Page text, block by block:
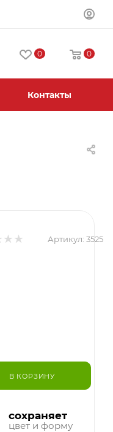
0 0
Контакты
Артикул: 3525
В КОРЗИНУ
сохраняет
цвет и форму